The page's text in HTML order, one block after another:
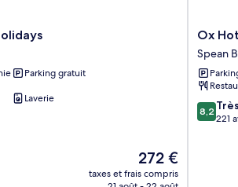
Parking gratuit
Laverie
Le
nouveau
prix
272 €
taxes et frais compris
Ox
Hotel
Spean
Bridge
Spean
Bridge
Ox
Spean
8.2
sur
8,2
221